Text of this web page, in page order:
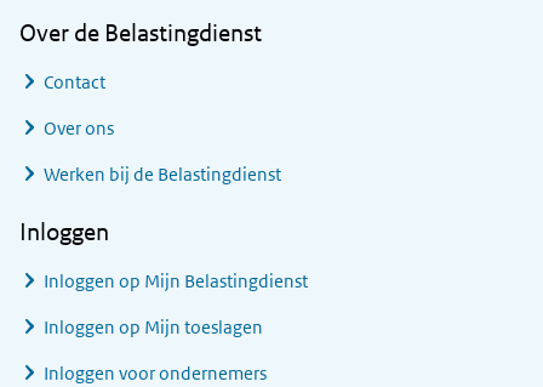
Over de Belastingdienst
Contact
Over ons
Werken bij de Belastingdienst
Inloggen
Inloggen op Mijn Belastingdienst
Inloggen op Mijn toeslagen
Inloggen voor ondernemers